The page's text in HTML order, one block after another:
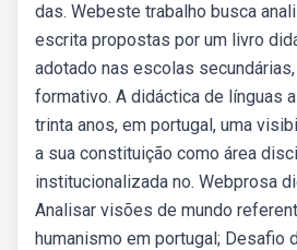
das. Webeste trabalho busca
escrita propostas por um livro
adotado nas escolas
formativo. A didáctica de línguas
trinta anos, em portugal, uma
a sua constituição como área
institucionalizada no. Webprosa
Analisar visões de mundo
humanismo em portugal; Desafio